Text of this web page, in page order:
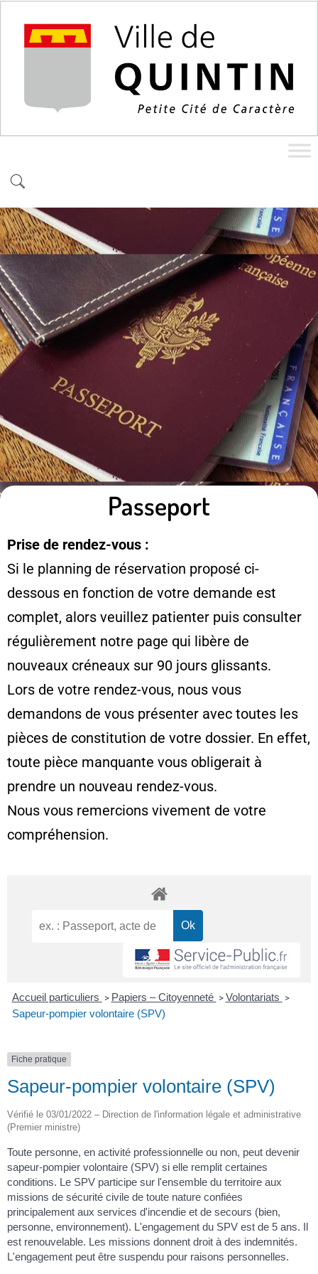
Passeport
Prise de rendez-vous :
Si le planning de réservation proposé ci-
dessous en fonction de votre demande est
complet, alors veuillez patienter puis consulter
régulièrement notre page qui libère de
nouveaux créneaux sur 90 jours glissants.
Lors de votre rendez-vous, nous vous
demandons de vous présenter avec toutes les
pièces de constitution de votre dossier. En effet,
toute pièce manquante vous obligerait à
prendre un nouveau rendez-vous.
Nous vous remercions vivement de votre
compréhension.
Accueil particuliers > Papiers – Citoyenneté > Volontariats >
Sapeur-pompier volontaire (SPV)
Fiche pratique
Sapeur-pompier volontaire (SPV)
Vérifié le 03/01/2022 – Direction de l'information légale et administrative
(Premier ministre)
Toute personne, en activité professionnelle ou non, peut devenir
sapeur-pompier volontaire (SPV) si elle remplit certaines
conditions. Le SPV participe sur l'ensemble du territoire aux
missions de sécurité civile de toute nature confiées
principalement aux services d'incendie et de secours (bien,
personne, environnement). L'engagement du SPV est de 5 ans. Il
est renouvelable. Les missions donnent droit à des indemnités.
L'engagement peut être suspendu pour raisons personnelles.